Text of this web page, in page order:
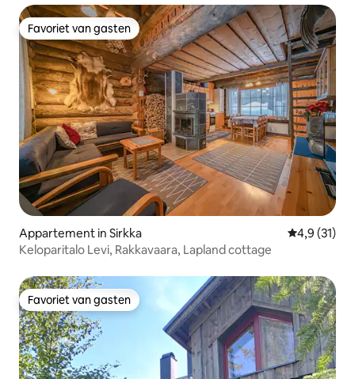
Favoriet van gasten
Favoriet van gasten
Appartement in Sirkka
4,9 (31)
Keloparitalo Levi, Rakkavaara, Lapland cottage
Favoriet van gasten
Favoriet van gasten